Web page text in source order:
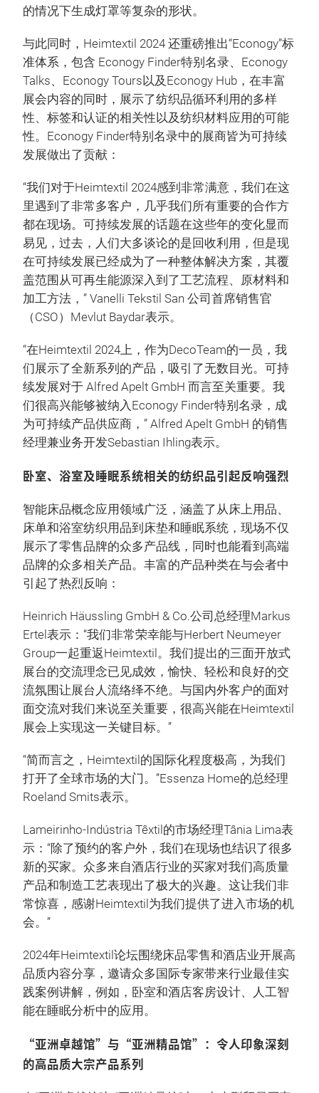
的情况下生成灯罩等复杂的形状。
与此同时，Heimtextil 2024 还重磅推出“Econogy”标
准体系，包含 Econogy Finder特别名录、Econogy
Talks、Econogy Tours以及Econogy Hub，在丰富
展会内容的同时，展示了纺织品循环利用的多样
性、标签和认证的相关性以及纺织材料应用的可能
性。Econogy Finder特别名录中的展商皆为可持续
发展做出了贡献：
“我们对于Heimtextil 2024感到非常满意，我们在这
里遇到了非常多客户，几乎我们所有重要的合作方
都在现场。可持续发展的话题在这些年的变化显而
易见，过去，人们大多谈论的是回收利用，但是现
在可持续发展已经成为了一种整体解决方案，其覆
盖范围从可再生能源深入到了工艺流程、原材料和
加工方法，” Vanelli Tekstil San 公司首席销售官
（CSO）Mevlut Baydar表示。
“在Heimtextil 2024上，作为DecoTeam的一员，我
们展示了全新系列的产品，吸引了无数目光。可持
续发展对于 Alfred Apelt GmbH 而言至关重要。我
们很高兴能够被纳入Econogy Finder特别名录，成
为可持续产品供应商，” Alfred Apelt GmbH 的销售
经理兼业务开发Sebastian Ihling表示。
卧室、浴室及睡眠系统相关的纺织品引起反响强烈
智能床品概念应用领域广泛，涵盖了从床上用品、
床单和浴室纺织用品到床垫和睡眠系统，现场不仅
展示了零售品牌的众多产品线，同时也能看到高端
品牌的众多相关产品。丰富的产品种类在与会者中
引起了热烈反响：
Heinrich Häussling GmbH & Co.公司总经理Markus
Ertel表示：“我们非常荣幸能与Herbert Neumeyer
Group一起重返Heimtextil。我们提出的三面开放式
展台的交流理念已见成效，愉快、轻松和良好的交
流氛围让展台人流络绎不绝。与国内外客户的面对
面交流对我们来说至关重要，很高兴能在Heimtextil
展会上实现这一关键目标。”
“简而言之，Heimtextil的国际化程度极高，为我们
打开了全球市场的大门。”Essenza Home的总经理
Roeland Smits表示。
Lameirinho-Indústria Têxtil的市场经理Tânia Lima表
示：“除了预约的客户外，我们在现场也结识了很多
新的买家。众多来自酒店行业的买家对我们高质量
产品和制造工艺表现出了极大的兴趣。这让我们非
常惊喜，感谢Heimtextil为我们提供了进入市场的机
会。”
2024年Heimtextil论坛围绕床品零售和酒店业开展高
品质内容分享，邀请众多国际专家带来行业最佳实
践案例讲解，例如，卧室和酒店客房设计、人工智
能在睡眠分析中的应用。
“亚洲卓越馆”与“亚洲精品馆”：令人印象深刻
的高品质大宗产品系列